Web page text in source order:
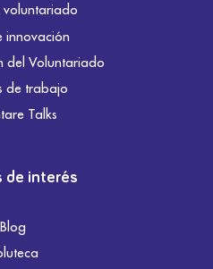
voluntariado
innovación
del Voluntariado
de trabajo
Talks
de interés
Blog